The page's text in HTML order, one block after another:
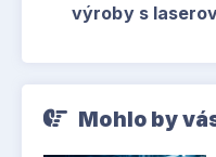
výroby s
Mohlo by